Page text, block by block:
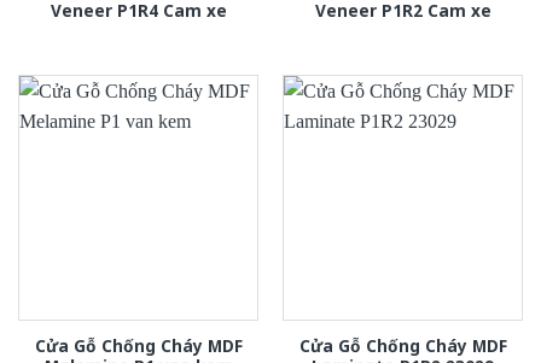
Veneer P1R4 Cam xe
Veneer P1R2 Cam xe
Cửa Gỗ Chống Cháy MDF
Cửa Gỗ Chống Cháy MDF